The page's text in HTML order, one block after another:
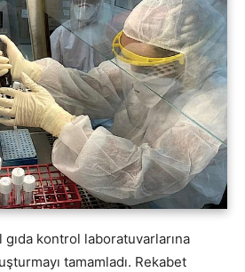
kontrol laboratuvarlarına
tamamladı. Rekabet